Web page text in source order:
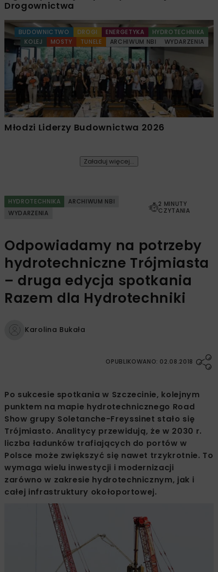
Drogownictwa
BUDOWNICTWO DROGI ENERGETYKA
HYDROTECHNIKA
KOLEJ
MOSTY TUNELE ARCHIWUM NBI WYDARZENIA
Młodzi Liderzy Budownictwa 2026
Załaduj więcej...
HYDROTECHNIKA
ARCHIWUM NBI
WYDARZENIA
2 MINUTY
CZYTANIA
Odpowiadamy na potrzeby
hydrotechniczne Trójmiasta
– druga edycja spotkania
Razem dla Hydrotechniki
Karolina Bukała
OPUBLIKOWANO: 02.08.2018
Po sukcesie spotkania w Szczecinie, kolejnym
punktem na mapie hydrotechnicznego Road
Show grupy Soletanche-Freyssinet stało się
Trójmiasto. Analitycy przewidują, że w 2030 r.
liczba ładunków trafiających do portów w
Polsce może zwiększyć się nawet trzykrotnie. To
wymaga wielu inwestycji i modernizacji
zarówno w zakresie hydrotechnicznym, jak i
całej infrastruktury okołoportowej.